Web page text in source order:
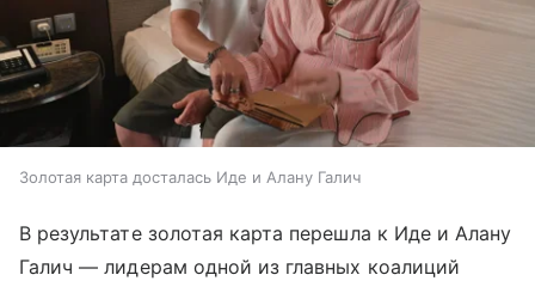
Золотая карта досталась Иде и Алану Галич
В результате золотая карта перешла к Иде и Алану
Галич — лидерам одной из главных коалиций